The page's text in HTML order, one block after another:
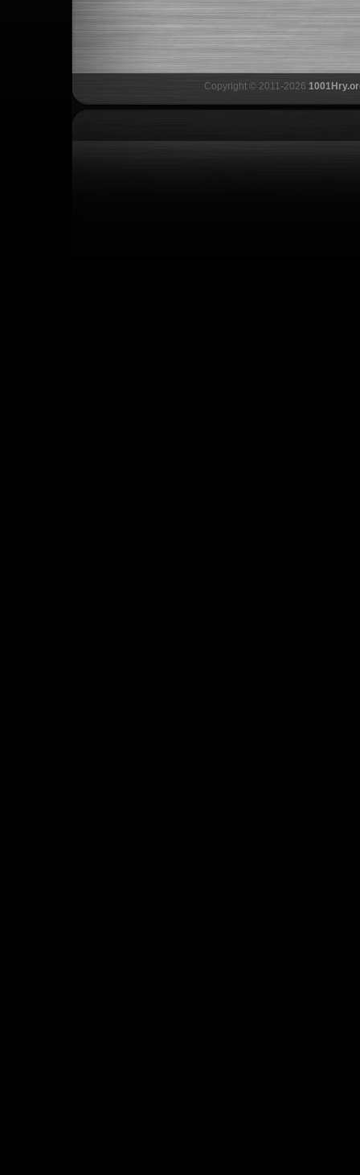
Copyright © 2011-2026